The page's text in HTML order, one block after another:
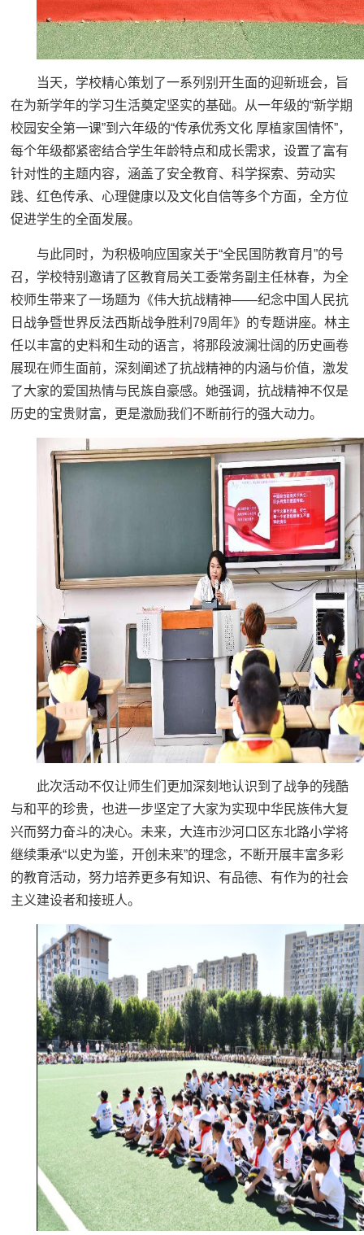
当天，学校精心策划了一系列别开生面的迎新班会，旨
在为新学年的学习生活奠定坚实的基础。从一年级的“新学期
校园安全第一课”到六年级的“传承优秀文化 厚植家国情怀”，
每个年级都紧密结合学生年龄特点和成长需求，设置了富有
针对性的主题内容，涵盖了安全教育、科学探索、劳动实
践、红色传承、心理健康以及文化自信等多个方面，全方位
促进学生的全面发展。
与此同时，为积极响应国家关于“全民国防教育月”的号
召，学校特别邀请了区教育局关工委常务副主任林春，为全
校师生带来了一场题为《伟大抗战精神——纪念中国人民抗
日战争暨世界反法西斯战争胜利79周年》的专题讲座。林主
任以丰富的史料和生动的语言，将那段波澜壮阔的历史画卷
展现在师生面前，深刻阐述了抗战精神的内涵与价值，激发
了大家的爱国热情与民族自豪感。她强调，抗战精神不仅是
历史的宝贵财富，更是激励我们不断前行的强大动力。
此次活动不仅让师生们更加深刻地认识到了战争的残酷
与和平的珍贵，也进一步坚定了大家为实现中华民族伟大复
兴而努力奋斗的决心。未来，大连市沙河口区东北路小学将
继续秉承“以史为鉴，开创未来”的理念，不断开展丰富多彩
的教育活动，努力培养更多有知识、有品德、有作为的社会
主义建设者和接班人。